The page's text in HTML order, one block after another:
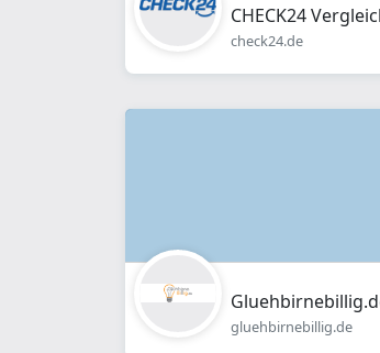
check24.de
gluehbirnebillig.de